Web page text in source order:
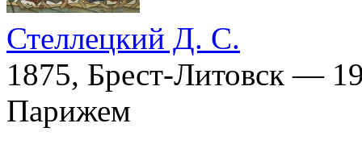
Стеллецкий Д. С.
1875, Брест-Литовск —
Парижем